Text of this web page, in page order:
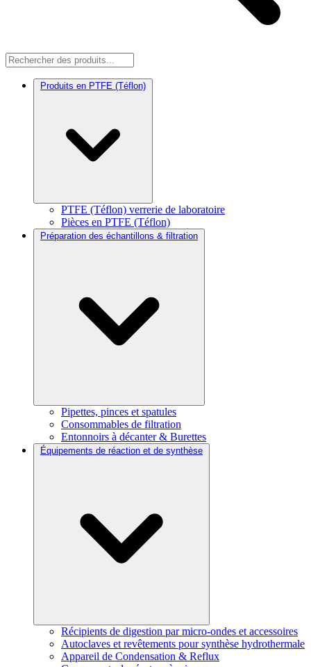
Produits en PTFE (Téflon)
PTFE (Téflon) verrerie de laboratoire
Pièces en PTFE (Téflon)
Préparation des échantillons & filtration
Pipettes, pinces et spatules
Consommables de filtration
Entonnoirs à décanter & Burettes
Équipements de réaction et de synthèse
Récipients de digestion par micro-ondes et accessoires
Autoclaves et revêtements pour synthèse hydrothermale
Appareil de Condensation & Reflux